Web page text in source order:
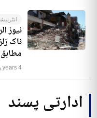
ناک
4 years پہلے
ادارتی پسند